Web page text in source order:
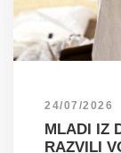
24/07/2026
MLADI IZ
RAZVILI